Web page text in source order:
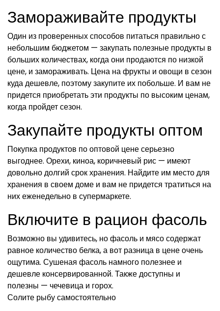
Замораживайте продукты
Один из проверенных способов питаться правильно с
небольшим бюджетом — закупать полезные продукты в
больших количествах, когда они продаются по низкой
цене, и замораживать. Цена на фрукты и овощи в сезон
куда дешевле, поэтому закупите их побольше. И вам не
придется приобретать эти продукты по высоким ценам,
когда пройдет сезон.
Закупайте продукты оптом
Покупка продуктов по оптовой цене серьезно
выгоднее. Орехи, киноа, коричневый рис — имеют
довольно долгий срок хранения. Найдите им место для
хранения в своем доме и вам не придется тратиться на
них еженедельно в супермаркете.
Включите в рацион фасоль
Возможно вы удивитесь, но фасоль и мясо содержат
равное количество белка, а вот разница в цене очень
ощутима. Сушеная фасоль намного полезнее и
дешевле консервированной. Также доступны и
полезны — чечевица и горох.
Солите рыбу самостоятельно